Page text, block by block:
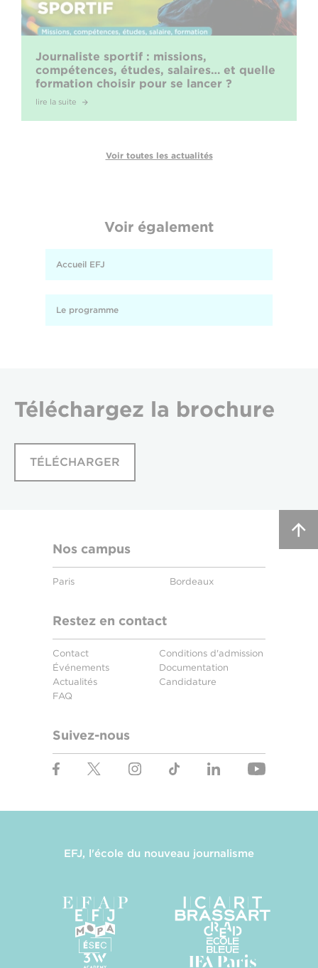
Journaliste sportif : missions,
compétences, études, salaires… et quelle
formation choisir pour se lancer ?
lire la suite
Voir toutes les actualités
Voir également
Accueil EFJ
Le programme
Téléchargez la brochure
TÉLÉCHARGER
Nos campus
Paris Bordeaux
Restez en contact
Contact
Événements
Actualités
FAQ
Conditions d'admission
Documentation
Candidature
Suivez-nous
EFJ, l'école du nouveau journalisme